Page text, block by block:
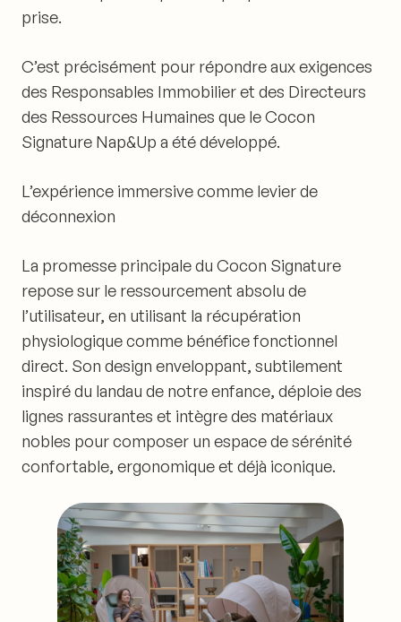
prise.
C’est précisément pour répondre aux exigences
des Responsables Immobilier et des Directeurs
des Ressources Humaines que leCocon
Signature Nap&Up a été développé.
L’expérience immersive comme levier de
déconnexion
La promesse principale du Cocon Signature
repose sur le ressourcement absolu de
l’utilisateur, en utilisant la récupération
physiologique comme bénéfice fonctionnel
direct. Son design enveloppant, subtilement
inspiré du landau de notre enfance, déploie des
lignes rassurantes et intègre des matériaux
nobles pour composer un espace de sérénité
confortable, ergonomique et déjà iconique.